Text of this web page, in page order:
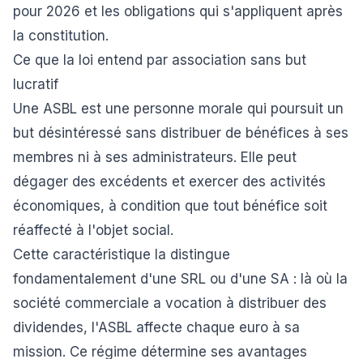
pour 2026 et les obligations qui s'appliquent après
la constitution.
Ce que la loi entend par association sans but
lucratif
Une ASBL est une personne morale qui poursuit un
but désintéressé sans distribuer de bénéfices à ses
membres ni à ses administrateurs. Elle peut
dégager des excédents et exercer des activités
économiques, à condition que tout bénéfice soit
réaffecté à l'objet social.
Cette caractéristique la distingue
fondamentalement d'une SRL ou d'une SA : là où la
société commerciale a vocation à distribuer des
dividendes, l'ASBL affecte chaque euro à sa
mission. Ce régime détermine ses avantages